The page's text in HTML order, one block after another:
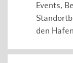
Events,
den